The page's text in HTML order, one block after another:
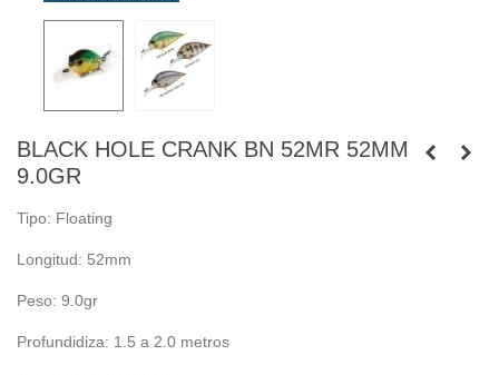
BLACK HOLE CRANK BN 52MR 52MM
9.0GR
Tipo: Floating
Longitud: 52mm
Peso: 9.0gr
Profundidiza: 1.5 a 2.0 metros